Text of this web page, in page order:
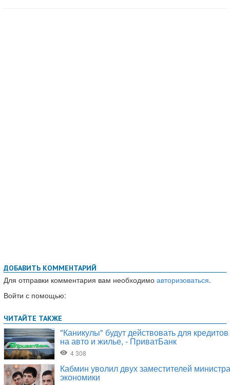
ДОБАВИТЬ КОММЕНТАРИЙ
Для отправки комментария вам необходимо авторизоваться.
Войти с помощью: